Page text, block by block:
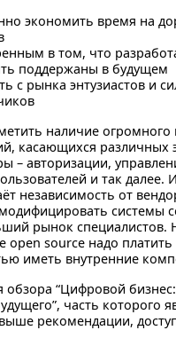
экономить время на
в том, что
поддержаны в будущем
с рынка энтузиастов и
наличие огромного
касающихся различных
– авторизации,
и так далее.
независимость от
системы
рынок специалистов.
open source надо платить
иметь внутренние
обзора “Цифровой бизнес:
часть которого
рекомендации,